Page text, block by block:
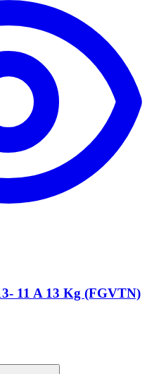
11 A 13 Kg (FGVTN)